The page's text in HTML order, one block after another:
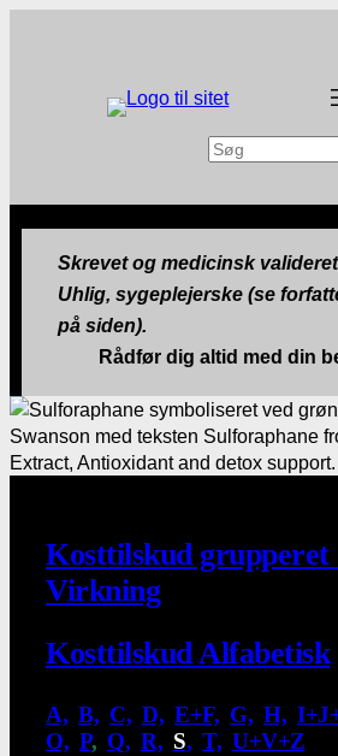
Søg
Skrevet og medicinsk
Uhlig, sygeplejerske (se
på siden).
Rådfør dig altid med din
Kosttilskud grupperet
Virkning
Kosttilskud Alfabetisk
A, B, C, D, E+F, G, H,
O, P, Q, R, S, T, U+V+Z